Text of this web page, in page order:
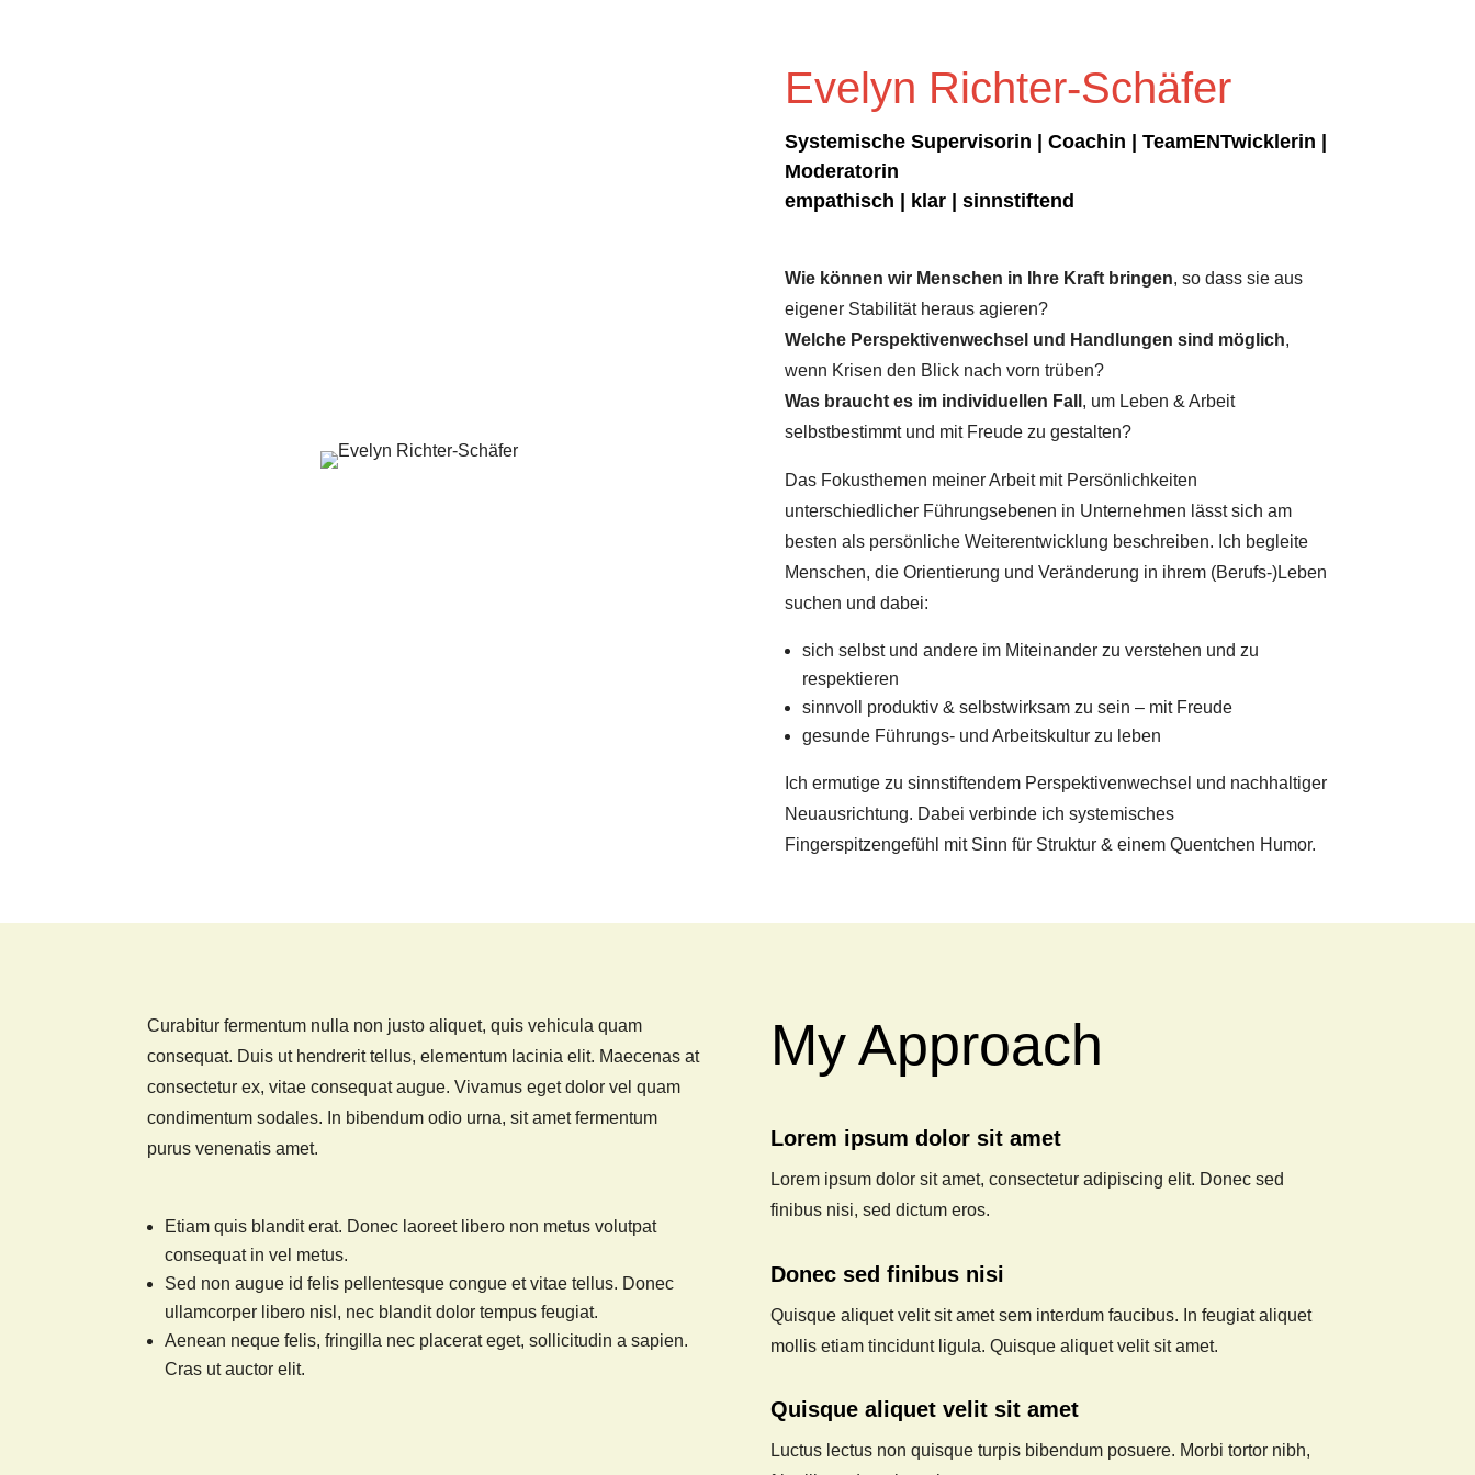
Evelyn Richter-Schäfer
Systemische Supervisorin | Coachin | TeamENTwicklerin |
Moderatorin
empathisch | klar | sinnstiftend
Wie können wir Menschen in Ihre Kraft bringen, so dass sie aus
eigener Stabilität heraus agieren?
Welche Perspektivenwechsel und Handlungen sind möglich,
wenn Krisen den Blick nach vorn trüben?
Was braucht es im individuellen Fall , um Leben & Arbeit
selbstbestimmt und mit Freude zu gestalten?
Das Fokusthemen meiner Arbeit mit Persönlichkeiten
unterschiedlicher Führungsebenen in Unternehmen lässt sich am
besten als persönliche Weiterentwicklung beschreiben. Ich begleite
Menschen, die Orientierung und Veränderung in ihrem (Berufs-)Leben
suchen und dabei:
sich selbst und andere im Miteinander zu verstehen und zu
respektieren
sinnvoll produktiv & selbstwirksam zu sein – mit Freude
gesunde Führungs- und Arbeitskultur zu leben
Ich ermutige zu sinnstiftendem Perspektivenwechsel und nachhaltiger
Neuausrichtung. Dabei verbinde ich systemisches
Fingerspitzengefühl mit Sinn für Struktur & einem Quentchen Humor.
Curabitur fermentum nulla non justo aliquet, quis vehicula quam
consequat. Duis ut hendrerit tellus, elementum lacinia elit. Maecenas at
consectetur ex, vitae consequat augue. Vivamus eget dolor vel quam
condimentum sodales. In bibendum odio urna, sit amet fermentum
purus venenatis amet.
Etiam quis blandit erat. Donec laoreet libero non metus volutpat
consequat in vel metus.
Sed non augue id felis pellentesque congue et vitae tellus. Donec
ullamcorper libero nisl, nec blandit dolor tempus feugiat.
Aenean neque felis, fringilla nec placerat eget, sollicitudin a sapien.
Cras ut auctor elit.
My Approach
Lorem ipsum dolor sit amet
Lorem ipsum dolor sit amet, consectetur adipiscing elit. Donec sed
finibus nisi, sed dictum eros.
Donec sed finibus nisi
Quisque aliquet velit sit amet sem interdum faucibus. In feugiat aliquet
mollis etiam tincidunt ligula. Quisque aliquet velit sit amet.
Quisque aliquet velit sit amet
Luctus lectus non quisque turpis bibendum posuere. Morbi tortor nibh,